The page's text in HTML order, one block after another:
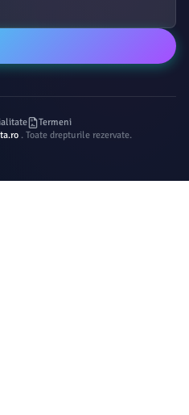
Termeni
. Toate drepturile rezervate.